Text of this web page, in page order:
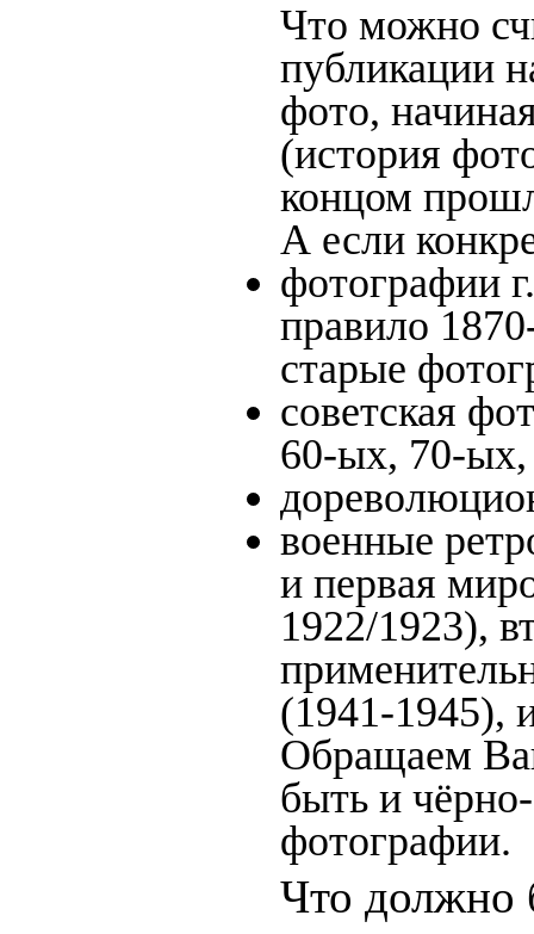
Что можно
публикации
фото,
(история
концом
А если
фотографии
правило
старые
советская
60-ых, 70-ых,
военные
и первая
1922/1923),
(1941-1945),
Обращаем
быть и
фотографии.
Что должно